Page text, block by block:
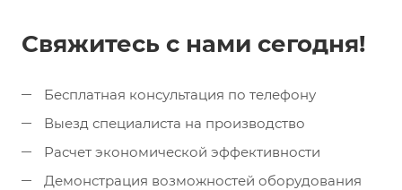
Свяжитесь с нами сегодня!
Бесплатная консультация по телефону
Выезд специалиста на производство
Расчет экономической эффективности
Демонстрация возможностей оборудования